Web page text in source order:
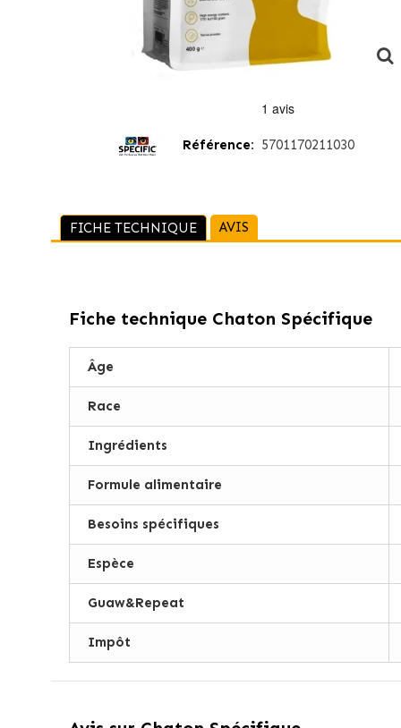
Référence: 5701170211030
FICHE TECHNIQUE AVIS
Fiche technique Chaton Spécifique
Âge
Race
Ingrédients
Formule alimentaire
Besoins spécifiques
Espèce
Guaw&Repeat
Impôt